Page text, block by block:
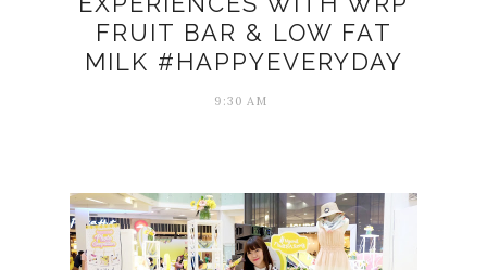
FRUIT BAR & LOW FAT
MILK #HAPPYEVERYDAY
9:30 AM